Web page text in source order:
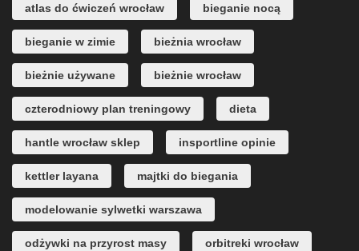
atlas do ćwiczeń wrocław bieganie nocą
bieganie w zimie bieżnia wrocław
bieżnie używane bieżnie wrocław
czterodniowy plan treningowy dieta
hantle wrocław sklep insportline opinie
kettler layana majtki do biegania
modelowanie sylwetki warszawa
odżywki na przyrost masy orbitreki wrocław